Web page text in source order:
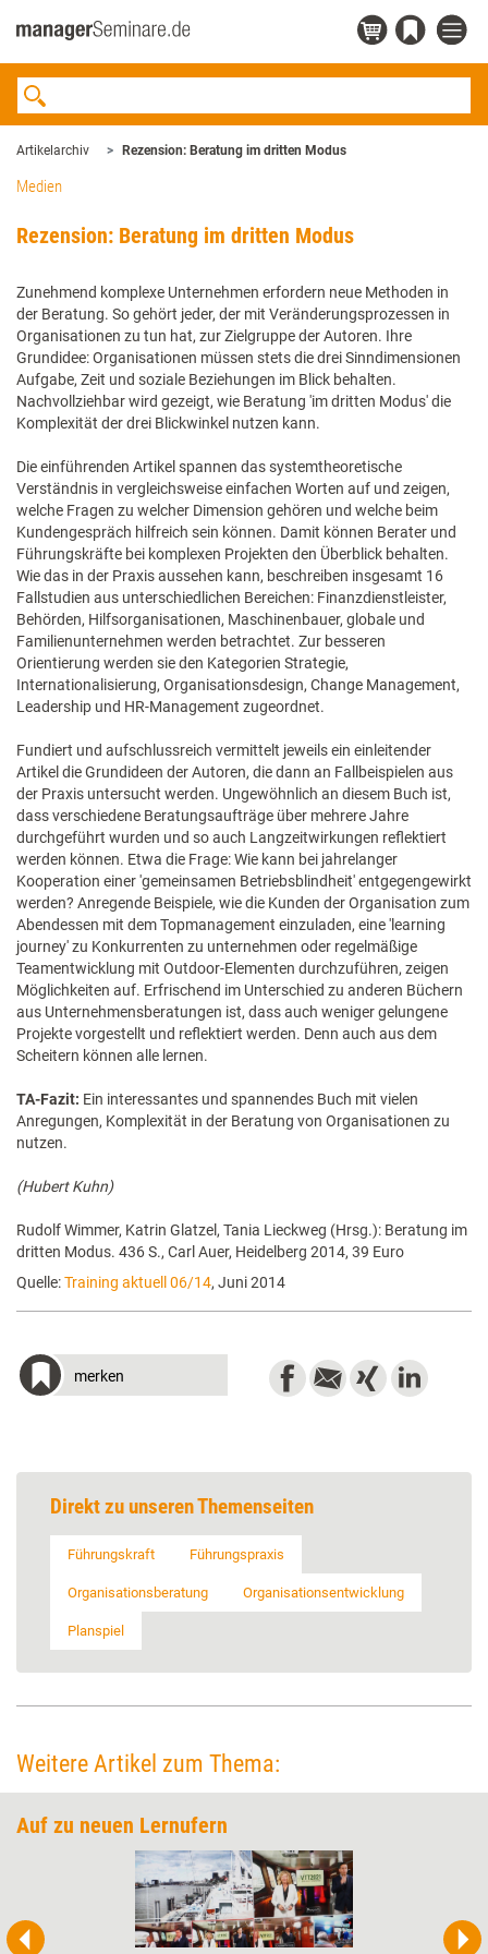
Artikelarchiv Rezension: Beratung im dritten Modus
Medien
Rezension: Beratung im dritten Modus
Zunehmend komplexe Unternehmen erfordern neue Methoden in
der Beratung. So gehört jeder, der mit Veränderungsprozessen in
Organisationen zu tun hat, zur Zielgruppe der Autoren. Ihre
Grundidee: Organisationen müssen stets die drei Sinndimensionen
Aufgabe, Zeit und soziale Beziehungen im Blick behalten.
Nachvollziehbar wird gezeigt, wie Beratung 'im dritten Modus' die
Komplexität der drei Blickwinkel nutzen kann.
Die einführenden Artikel spannen das systemtheoretische
Verständnis in vergleichsweise einfachen Worten auf und zeigen,
welche Fragen zu welcher Dimension gehören und welche beim
Kundengespräch hilfreich sein können. Damit können Berater und
Führungskräfte bei komplexen Projekten den Überblick behalten.
Wie das in der Praxis aussehen kann, beschreiben insgesamt 16
Fallstudien aus unterschiedlichen Bereichen: Finanzdienstleister,
Behörden, Hilfsorganisationen, Maschinenbauer, globale und
Familienunternehmen werden betrachtet. Zur besseren
Orientierung werden sie den Kategorien Strategie,
Internationalisierung, Organisationsdesign, Change Management,
Leadership und HR-Management zugeordnet.
Fundiert und aufschlussreich vermittelt jeweils ein einleitender
Artikel die Grundideen der Autoren, die dann an Fallbeispielen aus
der Praxis untersucht werden. Ungewöhnlich an diesem Buch ist,
dass verschiedene Beratungsaufträge über mehrere Jahre
durchgeführt wurden und so auch Langzeitwirkungen reflektiert
werden können. Etwa die Frage: Wie kann bei jahrelanger
Kooperation einer 'gemeinsamen Betriebsblindheit' entgegengewirkt
werden? Anregende Beispiele, wie die Kunden der Organisation zum
Abendessen mit dem Topmanagement einzuladen, eine 'learning
journey' zu Konkurrenten zu unternehmen oder regelmäßige
Teamentwicklung mit Outdoor-Elementen durchzuführen, zeigen
Möglichkeiten auf. Erfrischend im Unterschied zu anderen Büchern
aus Unternehmensberatungen ist, dass auch weniger gelungene
Projekte vorgestellt und reflektiert werden. Denn auch aus dem
Scheitern können alle lernen.
TA-Fazit: Ein interessantes und spannendes Buch mit vielen
Anregungen, Komplexität in der Beratung von Organisationen zu
nutzen.
(Hubert Kuhn)
Rudolf Wimmer, Katrin Glatzel, Tania Lieckweg (Hrsg.): Beratung im
dritten Modus. 436 S., Carl Auer, Heidelberg 2014, 39 Euro
Quelle:Training aktuell 06/14, Juni 2014
merken
Direkt zu unseren Themenseiten
Führungskraft Führungspraxis
Organisationsberatung Organisationsentwicklung
Planspiel
Weitere Artikel zum Thema:
Auf zu neuen Lernufern